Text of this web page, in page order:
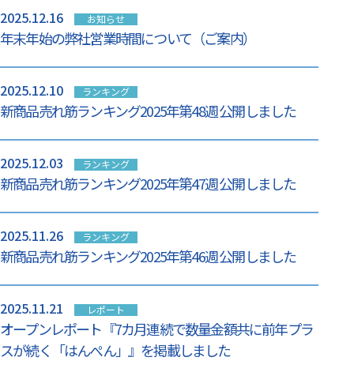
2025.12.16 お知らせ
年末年始の弊社営業時間について（ご案内）
2025.12.10 ランキング
新商品売れ筋ランキング2025年第48週 公開しました
2025.12.03 ランキング
新商品売れ筋ランキング2025年第47週 公開しました
2025.11.26 ランキング
新商品売れ筋ランキング2025年第46週 公開しました
2025.11.21 レポート
オープンレポート『7カ月連続で数量金額共に前年プラ
スが続く「はんぺん」』を掲載しました